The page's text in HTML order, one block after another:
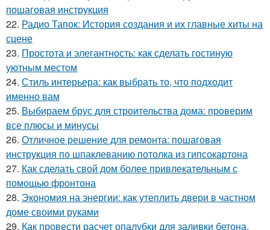
пошаговая инструкция
22. Радио Тапок: История создания и их главные хиты на
сцене
23. Простота и элегантность: как сделать гостиную
уютным местом
24. Стиль интерьера: как выбрать то, что подходит
именно вам
25. Выбираем брус для строительства дома: проверим
все плюсы и минусы
26. Отличное решение для ремонта: пошаговая
инструкция по шпаклеванию потолка из гипсокартона
27. Как сделать свой дом более привлекательным с
помощью фронтона
28. Экономия на энергии: как утеплить двери в частном
доме своими руками
29. Как провести расчет опалубки для заливки бетона.